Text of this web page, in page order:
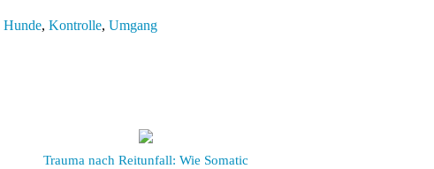
Hunde, Kontrolle, Umgang
Trauma nach Reitunfall: Wie Somatic